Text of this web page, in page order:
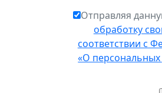
Отправляя
обработку
соответствии с
«О